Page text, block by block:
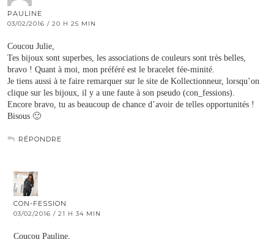
PAULINE
03/02/2016 / 20 H 25 MIN
Coucou Julie,
Tes bijoux sont superbes, les associations de couleurs sont très belles,
bravo ! Quant à moi, mon préféré est le bracelet fée-minité.
Je tiens aussi à te faire remarquer sur le site de Kollectionneur, lorsqu’on
clique sur les bijoux, il y a une faute à son pseudo (con_fessions).
Encore bravo, tu as beaucoup de chance d’avoir de telles opportunités !
Bisous 🙂
RÉPONDRE
CON-FESSION
03/02/2016 / 21 H 34 MIN
Coucou Pauline,